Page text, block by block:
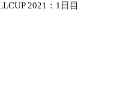
2021：1日目